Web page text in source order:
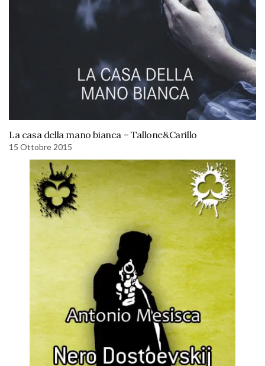
La casa della mano bianca – Tallone&Carillo
15 Ottobre 2015